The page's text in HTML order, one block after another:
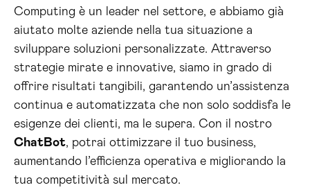
Computing è un leader nel settore, e abbiamo già
aiutato molte aziende nella tua situazione a
sviluppare soluzioni personalizzate. Attraverso
strategie mirate e innovative, siamo in grado di
offrire risultati tangibili, garantendo un’assistenza
continua e automatizzata che non solo soddisfa le
esigenze dei clienti, ma le supera. Con il nostro
ChatBot, potrai ottimizzare il tuo business,
aumentando l’efficienza operativa e migliorando la
tua competitività sul mercato.